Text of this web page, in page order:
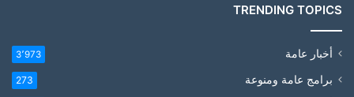
TRENDING TOPICS
أخبار عامة 3٬973
برامج عامة ومنوعة 273